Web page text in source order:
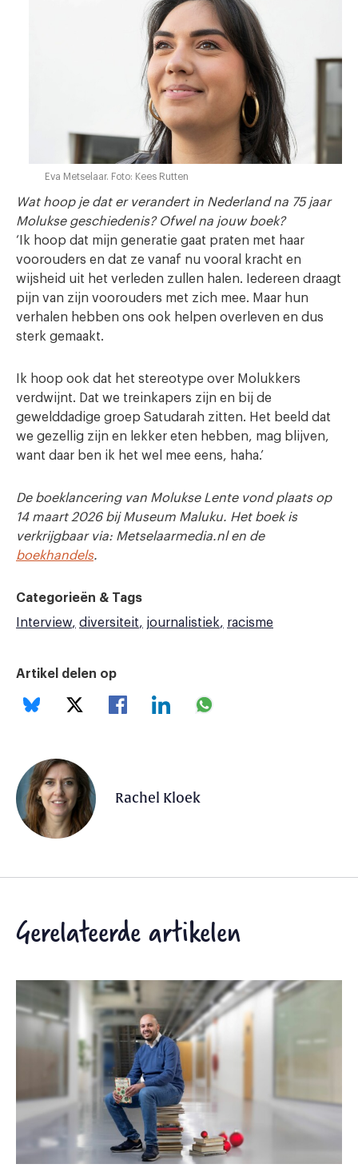
Eva Metselaar. Foto: Kees Rutten
Wat hoop je dat er verandert in Nederland na 75 jaar
Molukse geschiedenis? Ofwel na jouw boek?
‘Ik hoop dat mijn generatie gaat praten met haar
voorouders en dat ze vanaf nu vooral kracht en
wijsheid uit het verleden zullen halen. Iedereen draagt
pijn van zijn voorouders met zich mee. Maar hun
verhalen hebben ons ook helpen overleven en dus
sterk gemaakt.
Ik hoop ook dat het stereotype over Molukkers
verdwijnt. Dat we treinkapers zijn en bij de
gewelddadige groep Satudarah zitten. Het beeld dat
we gezellig zijn en lekker eten hebben, mag blijven,
want daar ben ik het wel mee eens, haha.’
De boeklancering van Molukse Lente vond plaats op
14 maart 2026 bij Museum Maluku. Het boek is
verkrijgbaar via: Metselaarmedia.nl en de
boekhandels.
Categorieën & Tags
Interview diversiteit journalistiek racisme
Artikel delen op
Rachel Kloek
Gerelateerde artikelen